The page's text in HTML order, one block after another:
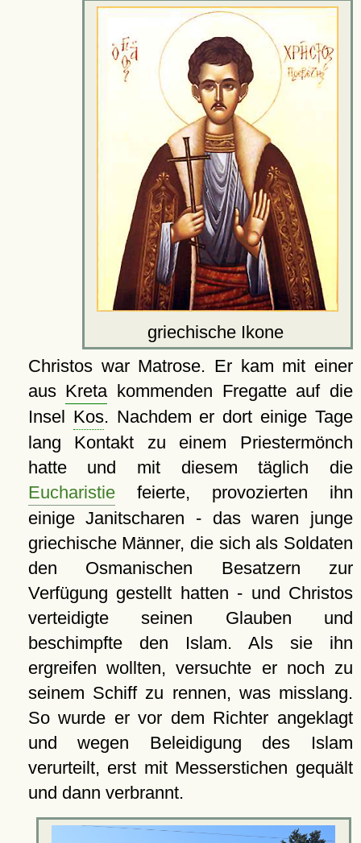
griechische Ikone
Christos war Matrose. Er kam mit einer
aus Kretakommenden Fregatte auf die
Insel Kos. Nachdem er dort einige Tage
lang Kontakt zu einem Priestermönch
hatte und mit diesem täglich die
Eucharistiefeierte, provozierten ihn
einige Janitscharen - das waren junge
griechische Männer, die sich als Soldaten
den Osmanischen Besatzern zur
Verfügung gestellt hatten - und Christos
verteidigte seinen Glauben und
beschimpfte den Islam. Als sie ihn
ergreifen wollten, versuchte er noch zu
seinem Schiff zu rennen, was misslang.
So wurde er vor dem Richter angeklagt
und wegen Beleidigung des Islam
verurteilt, erst mit Messerstichen gequält
und dann verbrannt.